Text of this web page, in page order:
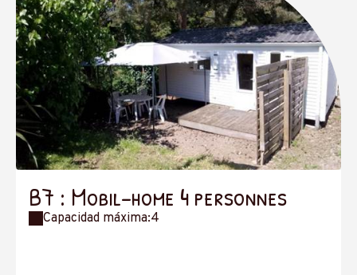
B7 : Mobil-home 4 personnes
Capacidad máxima:4